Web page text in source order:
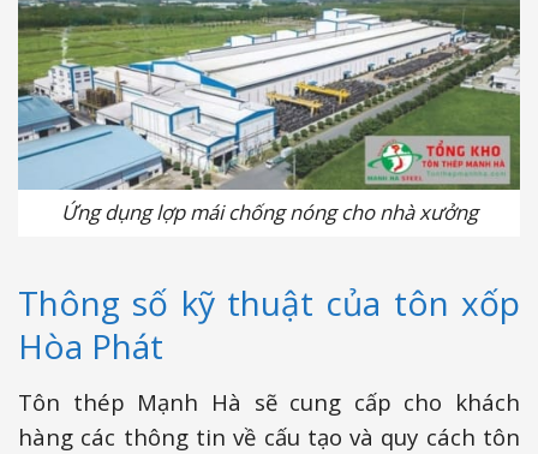
Ứng dụng lợp mái chống nóng cho nhà xưởng
Thông số kỹ thuật của tôn xốp
Hòa Phát
Tôn thép Mạnh Hà sẽ cung cấp cho khách
hàng các thông tin về cấu tạo và quy cách tôn